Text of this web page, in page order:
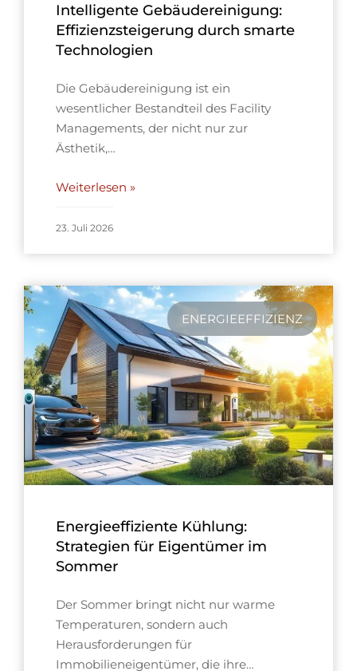
Intelligente Gebäudereinigung:
Effizienzsteigerung durch smarte
Technologien
Die Gebäudereinigung ist ein
wesentlicher Bestandteil des Facility
Managements, der nicht nur zur
Ästhetik,…
Weiterlesen »
23. Juli 2026
ENERGIEEFFIZIENZ
Energieeffiziente Kühlung:
Strategien für Eigentümer im
Sommer
Der Sommer bringt nicht nur warme
Temperaturen, sondern auch
Herausforderungen für
Immobilieneigentümer, die ihre…